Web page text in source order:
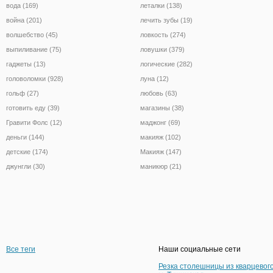
вода (169)
война (201)
волшебство (45)
выпиливание (75)
гаджеты (13)
головоломки (928)
гольф (27)
готовить еду (39)
Гравити Фолс (12)
деньги (144)
детские (174)
джунгли (30)
леталки (138)
лечить зубы (19)
ловкость (274)
ловушки (379)
логические (282)
луна (12)
любовь (63)
магазины (38)
маджонг (69)
макияж (102)
Макияж (147)
маникюр (21)
Все теги
Наши социальные сети
Резка столешницы из